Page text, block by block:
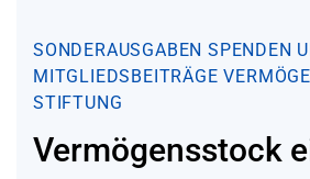
SONDERAUSGABEN SPENDEN
MITGLIEDSBEITRÄGE
STIFTUNG
Vermögensstock